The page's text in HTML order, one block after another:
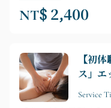
カウンセリング ►
ジテクニック
NT$ 2,400
【初
ス」エ
コース
Service